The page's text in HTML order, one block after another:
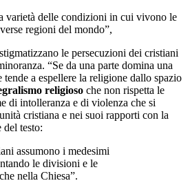
varietà delle condizioni in cui vivono le
regioni del mondo”,
le persecuzioni dei cristiani
“Se da una parte domina una
tende a espellere la religione dallo spazio
religioso che non rispetta le
di intolleranza e di violenza che si
cristiana e nei suoi rapporti con la
del testo:
assumono i medesimi
le divisioni e le
nella Chiesa”.